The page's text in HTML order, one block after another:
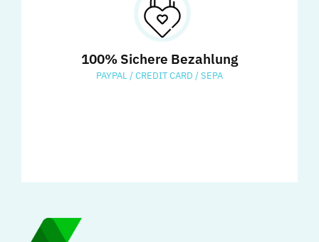
100% Sichere Bezahlung
PAYPAL / CREDIT CARD / SEPA